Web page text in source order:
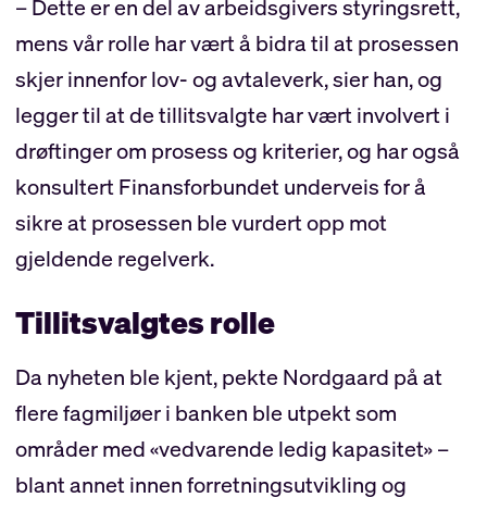
– Dette er en del av arbeidsgivers styringsrett,
mens vår rolle har vært å bidra til at prosessen
skjer innenfor lov- og avtaleverk, sier han, og
legger til at de tillitsvalgte har vært involvert i
drøftinger om prosess og kriterier, og har også
konsultert Finansforbundet underveis for å
sikre at prosessen ble vurdert opp mot
gjeldende regelverk.
Tillitsvalgtes rolle
Da nyheten ble kjent, pekte Nordgaard på at
flere fagmiljøer i banken ble utpekt som
områder med «vedvarende ledig kapasitet» –
blant annet innen forretningsutvikling og